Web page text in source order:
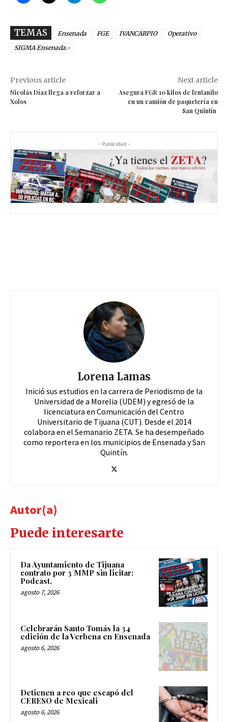
TEMAS Ensenada FGE IVANCARPIO
Operativo
SIGMA Ensenada.-
Previous article
Nicolás Díaz llega a reforzar a
Xolos
Next article
Asegura FGR 10 kilos de fentanilo
en un camión de paquetería en
San Quintín
- Publicidad -
Lorena Lamas
Inició sus estudios en la carrera de Periodismo de la
Universidad de a Morelia (UDEM) y egresó de la
licenciatura en Comunicación del Centro
Universitario de Tijuana (CUT). Desde el 2014
colabora en el Semanario ZETA. Se ha desempeñado
como reportera en los municipios de Ensenada y San
Quintín.
Autor(a)
Puede interesarte
Da Ayuntamiento de Tijuana
contrato por 3 MMP sin licitar:
Podcast.
agosto 7, 2026
Celebrarán Santo Tomás la 34
edición de la Verbena en Ensenada
agosto 6, 2026
Detienen a reo que escapó del
CERESO de Mexicali
agosto 6, 2026